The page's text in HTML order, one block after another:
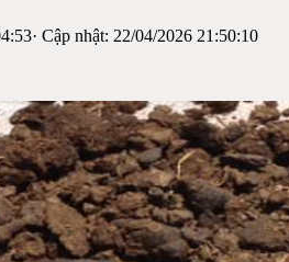
· Cập nhật: 22/04/2026 21:50:10